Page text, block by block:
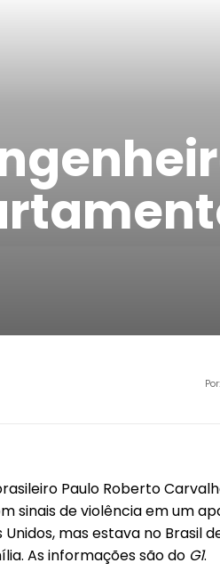
Por:
Paulo Roberto
sinais de violência em um
mas estava no Brasil
As informações são do G1.